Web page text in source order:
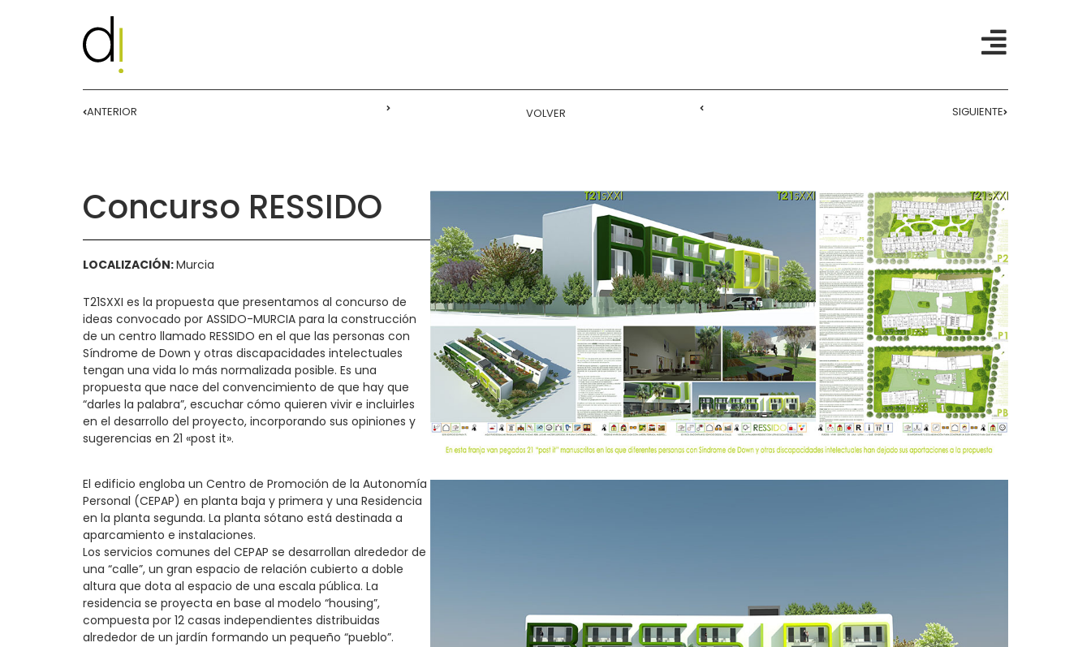
ANTERIOR VOLVER SIGUIENTE
Concurso RESSIDO
LOCALIZACIÓN:Murcia
T21SXXI es la propuesta que presentamos al concurso de
ideas convocado por ASSIDO-MURCIA para la construcción
de un centro llamado RESSIDO en el que las personas con
Síndrome de Down y otras discapacidades intelectuales
tengan una vida lo más normalizada posible. Es una
propuesta que nace del convencimiento de que hay que
“darles la palabra”, escuchar cómo quieren vivir e incluirles
en el desarrollo del proyecto, incorporando sus opiniones y
sugerencias en 21 «post it».
El edificio engloba un Centro de Promoción de la Autonomía
Personal (CEPAP) en planta baja y primera y una Residencia
en la planta segunda. La planta sótano está destinada a
aparcamiento e instalaciones.
Los servicios comunes del CEPAP se desarrollan alrededor de
una “calle”, un gran espacio de relación cubierto a doble
altura que dota al espacio de una escala pública. La
residencia se proyecta en base al modelo “housing”,
compuesta por 12 casas independientes distribuidas
alrededor de un jardín formando un pequeño “pueblo”.